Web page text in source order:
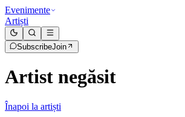
Evenimente
Artiști
SubscribeJoin
Artist negăsit
Înapoi la artiști